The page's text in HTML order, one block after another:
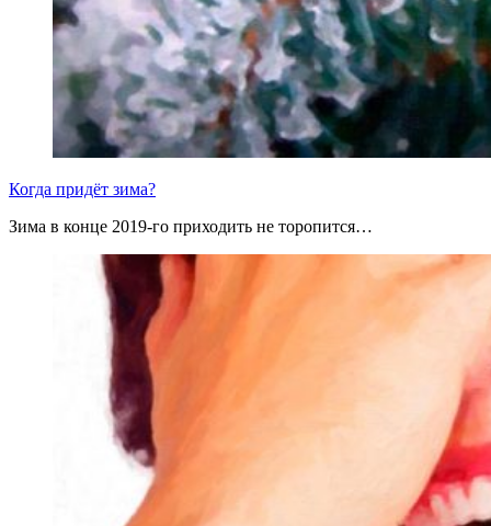
Когда придёт зима?
Зима в конце 2019-го приходить не торопится…